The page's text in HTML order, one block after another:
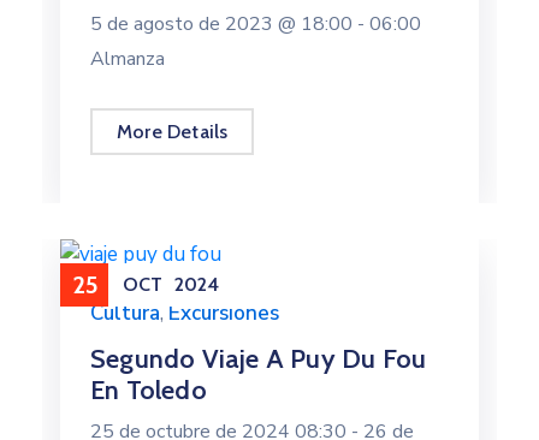
5 de agosto de 2023 @ 18:00 - 06:00
Almanza
More Details
25 OCT 2024
Cultura, Excursiones
Segundo Viaje A Puy Du Fou
En Toledo
25 de octubre de 2024 08:30 - 26 de